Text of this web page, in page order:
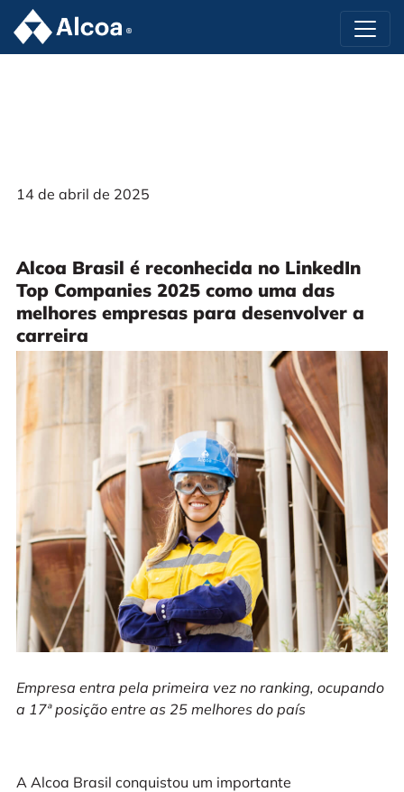
14 de abril de 2025
Alcoa Brasil é reconhecida no LinkedIn
Top Companies 2025 como uma das
melhores empresas para desenvolver a
carreira
Empresa entra pela primeira vez no ranking, ocupando
a 17ª posição entre as 25 melhores do país
A Alcoa Brasil conquistou um importante